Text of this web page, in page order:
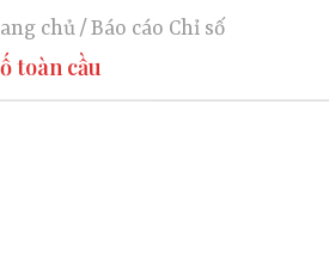
chủ / Báo cáo Chỉ số
toàn cầu